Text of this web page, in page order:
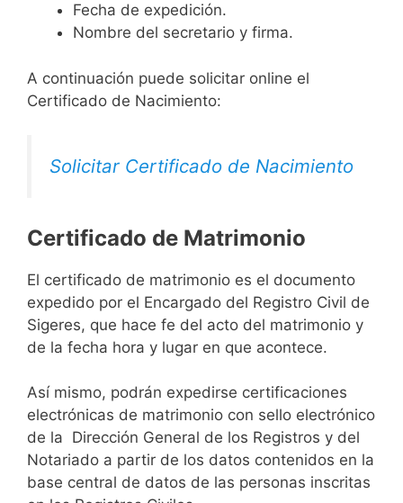
Fecha de expedición.
Nombre del secretario y firma.
A continuación puede solicitar online el
Certificado de Nacimiento:
Solicitar Certificado de Nacimiento
Certificado de Matrimonio
El certificado de matrimonio es el documento
expedido por el Encargado del Registro Civil de
Sigeres, que hace fe del acto del matrimonio y
de la fecha hora y lugar en que acontece.
Así mismo, podrán expedirse certificaciones
electrónicas de matrimonio con sello electrónico
de la Dirección General de los Registros y del
Notariado a partir de los datos contenidos en la
base central de datos de las personas inscritas